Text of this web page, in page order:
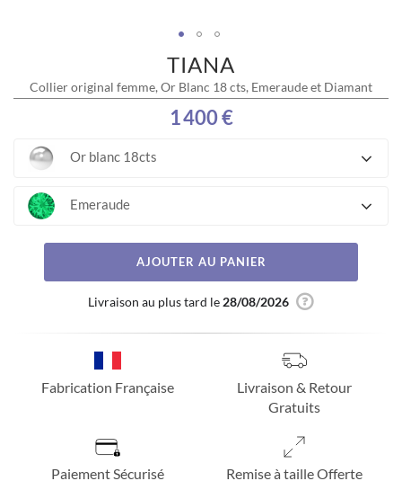
TIANA
Collier original femme, Or Blanc 18 cts, Emeraude et Diamant
1 400 €
Or blanc 18cts
Emeraude
AJOUTER AU PANIER
Livraison au plus tard le 28/08/2026
Fabrication Française
Livraison & Retour
Gratuits
Paiement Sécurisé Remise à taille Offerte
images